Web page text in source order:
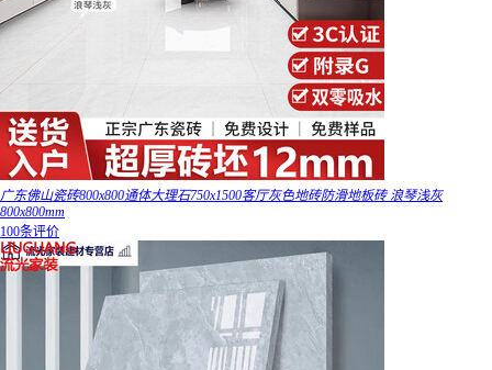
广东佛山瓷砖800x800通体大理石750x1500客厅灰色地砖防滑地板砖 浪琴浅灰
800x800mm
100条评价